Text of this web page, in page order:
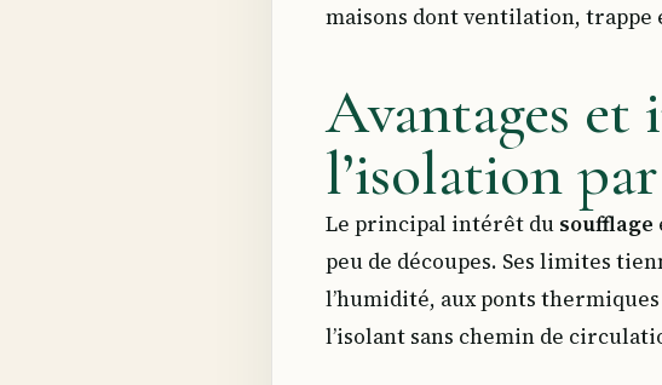
maisons dont ventilation,
Avantages et
l’isolation
Le principal intérêt du soufflage
peu de découpes. Ses limites
l’humidité, aux ponts
l’isolant sans chemin de